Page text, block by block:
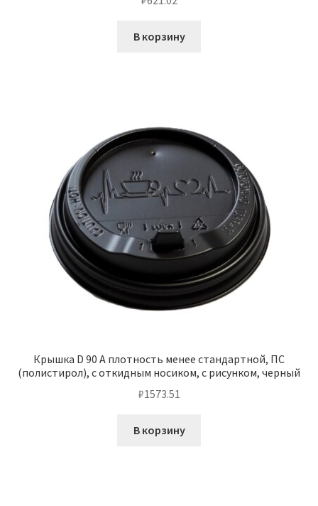
В корзину
Крышка D 90 А плотность менее стандартной, ПС
(полистирол), с откидным носиком, с рисунком, черный
₽1573.51
В корзину